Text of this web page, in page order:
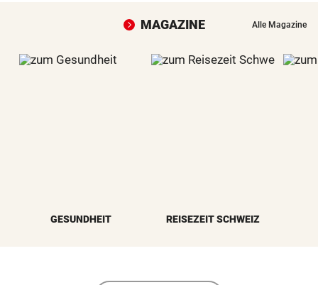
MAGAZINE Alle Magazine
GESUNDHEIT REISEZEIT SCHWEIZ